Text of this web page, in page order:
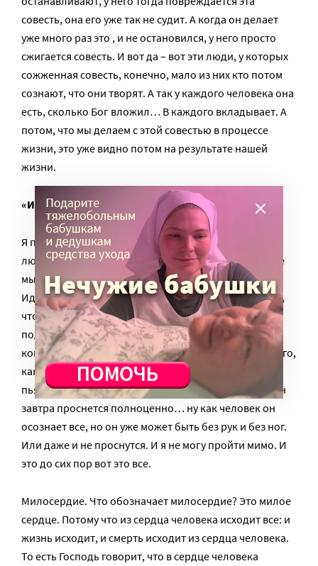
совесть, она его уже так не судит. А когда он делает
уже много раз это , и не остановился, у него просто
сжигается совесть. И вот да – вот эти люди, у которых
сожженная совесть, конечно, мало из них кто потом
сознают, что они творят. А так у каждого человека она
есть, сколько Бог вложил… В каждого вкладывает. А
потом, что мы делаем с этой совестью в процессе
жизни, это уже видно потом на результате нашей
жизни.
«Идем.. Зима.. И валяется человек»
Я просто вот с юности, с детства – мне было жалко
людей, я никак не могла никого обидеть. И вот даже
мы с мужем как-то вот несколько раз уже так было.
Идем.. Зима… И валяется человек. И он злится за то,
что я его прошу: «Помоги мне его дотащить до
подъезда хотя бы!» Он разозлится и уйдет. Я хожу,
кого-то прошу или сама его тащу. И вот уже после того,
как муж ушел домой, я еще часа полтора вот с этим
пьяницей вожусь, чтобы он не замерз. Потому что он
завтра проснется полноценно… ну как человек он
осознает все, но он уже может быть без рук и без ног.
Или даже и не проснутся. И я не могу пройти мимо. И
это до сих пор вот это все.
Милосердие. Что обозначает милосердие? Это милое
сердце. Потому что из сердца человека исходит все: и
жизнь исходит, и смерть исходит из сердца человека.
То есть Господь говорит, что в сердце человека